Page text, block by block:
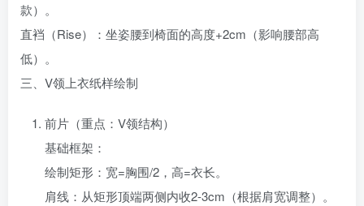
款）。
直裆（Rise）：坐姿腰到椅面的高度+2cm（影响腰部高
低）。
三、V领上衣纸样绘制‌
前片（重点：V领结构）‌
基础框架‌：
绘制矩形：宽=胸围/2，高=衣长。
肩线：从矩形顶端两侧内收2-3cm（根据肩宽调整）。